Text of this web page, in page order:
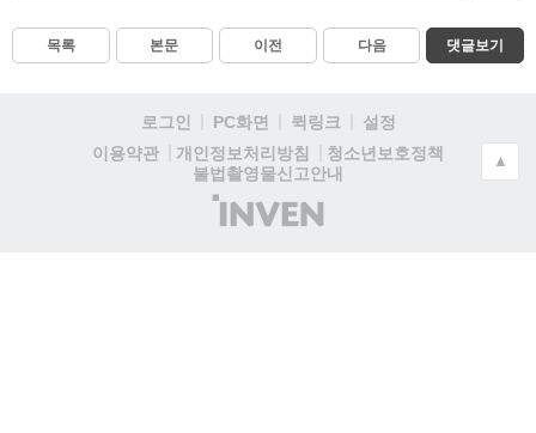
목록 본문 이전 다음 댓글보기
로그인 PC화면 퀵링크
설정
이용약관
개인정보처리방침
청소년보호정책
불법촬영물신고안내
(주)
인
▲